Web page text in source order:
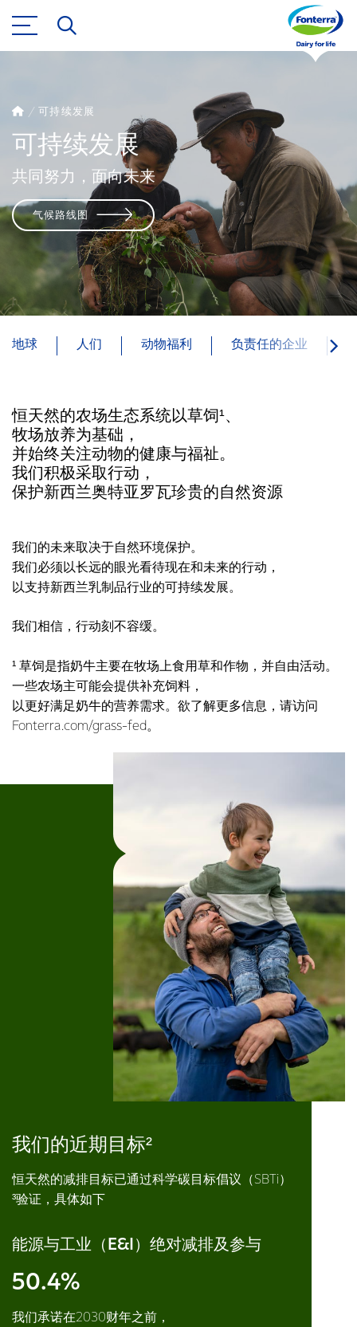
可持续发展
可持续发展
共同努力，面向未来
气候路线图
地球 人们 动物福利 负责任的企业
恒天然的农场生态系统以草饲¹、
牧场放养为基础，
并始终关注动物的健康与福祉。
我们积极采取行动，
保护新西兰奥特亚罗瓦珍贵的自然资源
我们的未来取决于自然环境保护。
我们必须以长远的眼光看待现在和未来的行动，
以支持新西兰乳制品行业的可持续发展。
我们相信，行动刻不容缓。
¹ 草饲是指奶牛主要在牧场上食用草和作物，并自由活动。
一些农场主可能会提供补充饲料，
以更好满足奶牛的营养需求。欲了解更多信息，请访问
Fonterra.com/grass-fed。
我们的近期目标²
恒天然的减排目标已通过科学碳目标倡议（SBTi）
³验证，具体如下
能源与工业（E&I）绝对减排及参与
50.4%
我们承诺在2030财年之前，